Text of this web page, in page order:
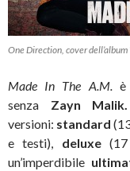
One Direction, cover dell’album
Made In The A.M.
senza Zayn
versioni: standard
e testi), deluxe
un’imperdibile